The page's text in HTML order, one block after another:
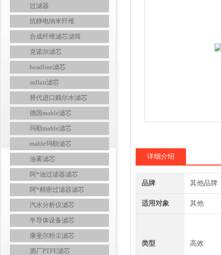
过滤器
抗静电纳米纤维
合成纤维滤芯滤筒
克诺尔滤芯
headline滤芯
sullair滤芯
替代进口颇尔水滤芯
德国mahle滤芯
玛勒mahle滤芯
mahle玛勒滤芯
油雾滤芯
阿*油过滤器滤芯
阿*精密过滤器滤芯
汽水分析仪滤芯
半导体设备滤芯
康斐尔粉尘滤芯
酒厂PTFE滤芯
详细介绍
品牌 其他品牌
适用对象 其他
类型 高效